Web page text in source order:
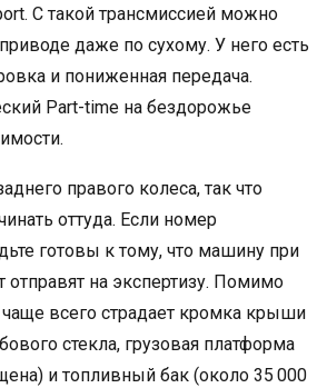
С такой трансмиссией можно
даже по сухому. У него есть
и пониженная передача.
Part-time на бездорожье
правого колеса, так что
оттуда. Если номер
готовы к тому, что машину при
отправят на экспертизу. Помимо
всего страдает кромка крыши
стекла, грузовая платформа
и топливный бак (около 35 000